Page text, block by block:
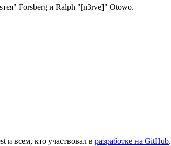
Forsberg и Ralph "[n3rve]" Otowo.
и всем, кто участвовал в разработке на GitHub.